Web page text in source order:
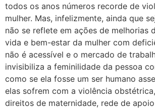
todos os anos números recorde de
mulher. Mas, infelizmente, ainda que
não se reflete em ações de melhorias
vida e bem-estar da mulher com
não é acessível e o mercado de
invisibiliza a feminilidade da pessoa
como se ela fosse um ser humano
elas sofrem com a violência
direitos de maternidade, rede de